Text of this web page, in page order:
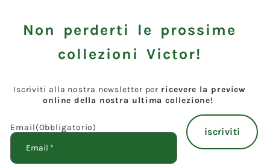
Non perderti le prossime
collezioni Victor!
Iscriviti alla nostra newsletter per ricevere la preview
online della nostra ultima collezione!
Email(Obbligatorio)